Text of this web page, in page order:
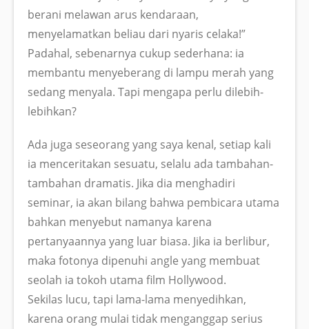
berani melawan arus kendaraan,
menyelamatkan beliau dari nyaris celaka!”
Padahal, sebenarnya cukup sederhana: ia
membantu menyeberang di lampu merah yang
sedang menyala. Tapi mengapa perlu dilebih-
lebihkan?
Ada juga seseorang yang saya kenal, setiap kali
ia menceritakan sesuatu, selalu ada tambahan-
tambahan dramatis. Jika dia menghadiri
seminar, ia akan bilang bahwa pembicara utama
bahkan menyebut namanya karena
pertanyaannya yang luar biasa. Jika ia berlibur,
maka fotonya dipenuhi angle yang membuat
seolah ia tokoh utama film Hollywood.
Sekilas lucu, tapi lama-lama menyedihkan,
karena orang mulai tidak menganggap serius